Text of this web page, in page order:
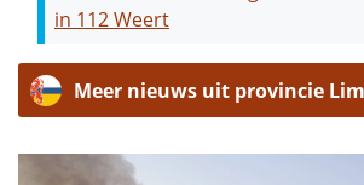
in 112 Weert
Meer nieuws uit provincie